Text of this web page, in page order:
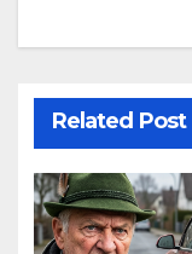
Related Post